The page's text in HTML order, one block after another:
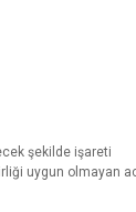
şekilde işareti
uygun olmayan